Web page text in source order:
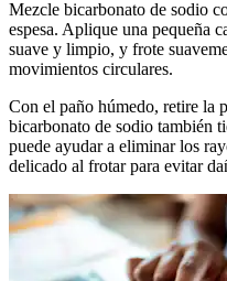
Mezcle bicarbonato de sodio
espesa. Aplique una pequeña
suave y limpio, y frote
movimientos circulares.
Con el paño húmedo, retire la
bicarbonato de sodio también
puede ayudar a eliminar los
delicado al frotar para evitar